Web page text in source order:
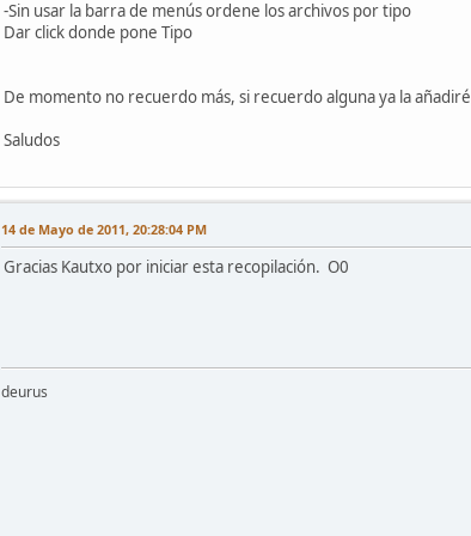
-Sin usar la barra de menús ordene los archivos por tipo
Dar click donde pone Tipo
De momento no recuerdo más, si recuerdo alguna ya la añadiré
Saludos
14 de Mayo de 2011, 20:28:04 PM
Gracias Kautxo por iniciar esta recopilación. O0
deurus